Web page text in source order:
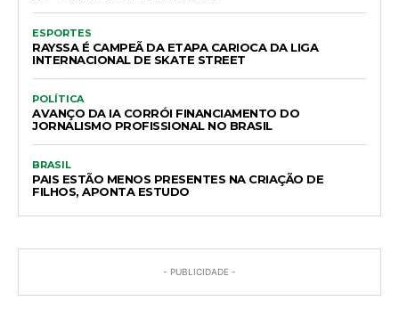
ESPORTES
RAYSSA É CAMPEÃ DA ETAPA CARIOCA DA LIGA
INTERNACIONAL DE SKATE STREET
POLÍTICA
AVANÇO DA IA CORRÓI FINANCIAMENTO DO
JORNALISMO PROFISSIONAL NO BRASIL
BRASIL
PAIS ESTÃO MENOS PRESENTES NA CRIAÇÃO DE
FILHOS, APONTA ESTUDO
- PUBLICIDADE -